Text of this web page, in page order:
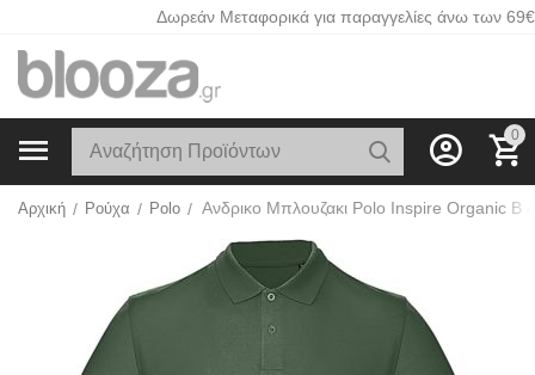
Δωρεάν Μεταφορικά για παραγγελίες άνω των 69€
0
Αρχική / Ρούχα / Polo /